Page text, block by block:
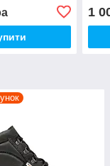
1